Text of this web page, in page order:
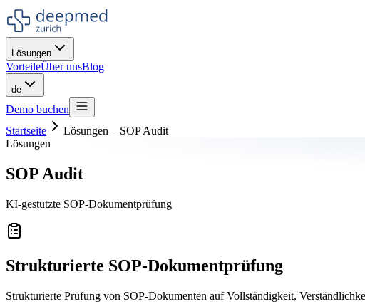
Lösungen
VorteileÜber unsBlog
de
Demo buchen
Startseite
Lösungen – SOP Audit
Lösungen
SOP Audit
KI-gestützte SOP-Dokumentprüfung
Strukturierte SOP-Dokumentprüfung
Strukturierte Prüfung von SOP-Dokumenten auf Vollständigkeit,